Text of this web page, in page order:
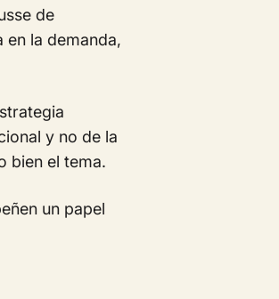
de
en la demanda,
y no de la
bien el tema.
un papel